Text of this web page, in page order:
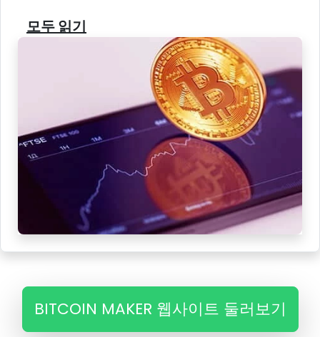
모두 읽기
BITCOIN MAKER 웹사이트 둘러보기